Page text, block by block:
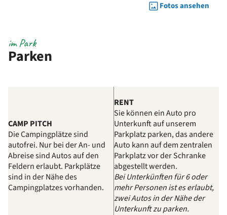
Fotos ansehen
Parken
im Park
CAMP PITCH
Die Campingplätze sind
autofrei. Nur bei der An- und
Abreise sind Autos auf den
Feldern erlaubt. Parkplätze
sind in der Nähe des
Campingplatzes vorhanden.
RENT
Sie können ein Auto pro
Unterkunft auf unserem
Parkplatz parken, das andere
Auto kann auf dem zentralen
Parkplatz vor der Schranke
abgestellt werden.
Bei Unterkünften für 6 oder
mehr Personen ist es erlaubt,
zwei Autos in der Nähe der
Unterkunft zu parken.